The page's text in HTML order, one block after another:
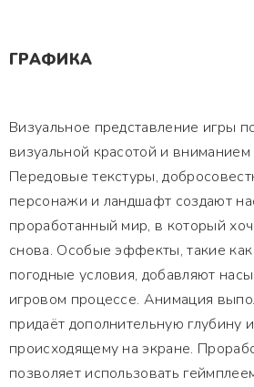
ГРАФИКА
Визуальное представление игры
визуальной красотой и вниманием
Передовые текстуры,
персонажи и ландшафт создают
проработанный мир, в который
снова. Особые эффекты, такие как
погодные условия, добавляют
игровом процессе. Анимация
придаёт дополнительную глубину
происходящему на экране.
позволяет использовать